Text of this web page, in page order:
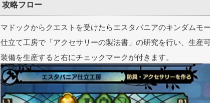
攻略フロー
マドックからクエストを受けたらエスタバニアのキンダムモ
仕立て工房で「アクセサリーの製法書」の研究を行い、生産
装備を生産すると右にチェックマークが付きます。